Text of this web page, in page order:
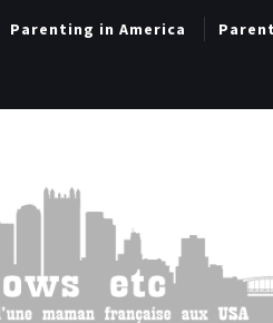
Parenting in America